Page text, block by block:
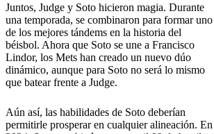
Juntos, Judge y Soto hicieron magia. Durante
una temporada, se combinaron para formar uno
de los mejores tándems en la historia del
béisbol. Ahora que Soto se une a Francisco
Lindor, los Mets han creado un nuevo dúo
dinámico, aunque para Soto no será lo mismo
que batear frente a Judge.
Aún así, las habilidades de Soto deberían
permitirle prosperar en cualquier alineación. En